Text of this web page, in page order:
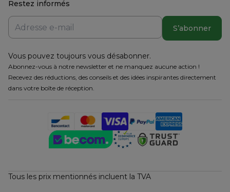
Restez informés
S’abonner
Vous pouvez toujours vous désabonner.
Abonnez-vous à notre newsletter et ne manquez aucune action !
Recevez des réductions, des conseils et des idées inspirantes directement
dans votre boîte de réception.
Tous les prix mentionnés incluent la TVA